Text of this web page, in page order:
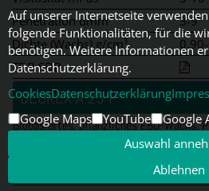
Penetration dmm
3-9
Dichte (Wachs) g/cm³
TDB SDB
DEUREX A 25 P
Biobasiertes, pflanzliches EBO-Wachs,
Tropfpunkt (Wachs) °C
110-
2-6
Auf unserer Internetseite
folgende Funktionalitäten, für die
benötigen. Weitere Informationen
Datenschutzerklärung.
CookiesDatenschutzerklärung
Google Maps
YouTube
Google
Auswahl
Ablehnen